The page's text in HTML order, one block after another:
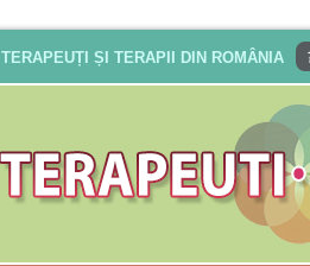
TERAPEUȚI ȘI TERAPII DIN ROMÂNIA